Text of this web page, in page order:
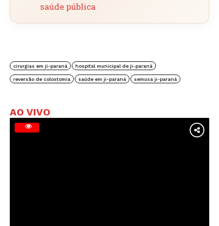
AO VIVO
saúde pública
cirurgias em ji-paraná hospital municipal de ji-paraná
reversão de colostomia saúde em ji-paraná semusa ji-paraná